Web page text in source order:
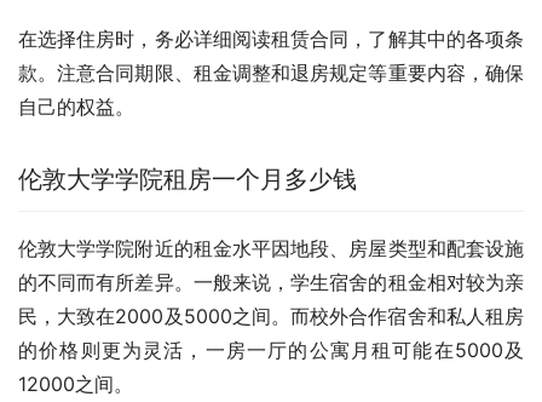
在选择住房时，务必详细阅读租赁合同，了解其中的各项条
款。注意合同期限、租金调整和退房规定等重要内容，确保
自己的权益。
伦敦大学学院租房一个月多少钱
伦敦大学学院附近的租金水平因地段、房屋类型和配套设施
的不同而有所差异。一般来说，学生宿舍的租金相对较为亲
民，大致在2000及5000之间。而校外合作宿舍和私人租房
的价格则更为灵活，一房一厅的公寓月租可能在5000及
12000之间。